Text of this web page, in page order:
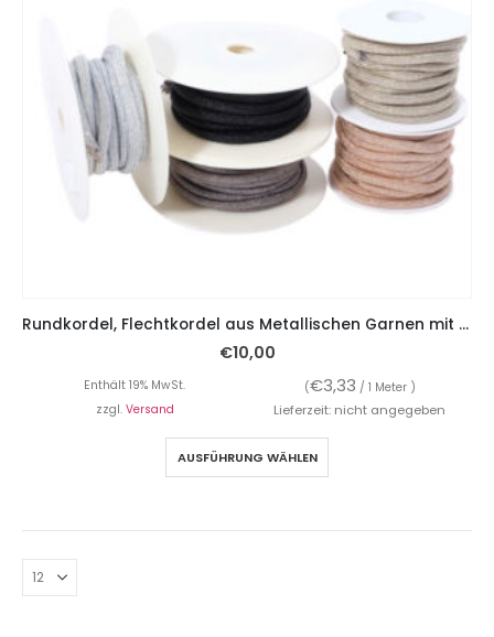
Rundkordel, Flechtkordel aus Metallischen Garnen mit Lurex – 3 Meter
€10,00
Enthält 19% MwSt. (€3,33 / 1 Meter )
zzgl. Versand Lieferzeit: nicht angegeben
AUSFÜHRUNG WÄHLEN